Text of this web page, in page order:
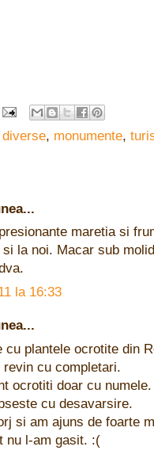
diverse, monumente,
maretia si
la noi. Macar sub
la 16:33
cu plantele ocrotite din
cu completari.
ocrotiti doar cu
cu desavarsire.
si am ajuns de foarte
nu l-am gasit. :(